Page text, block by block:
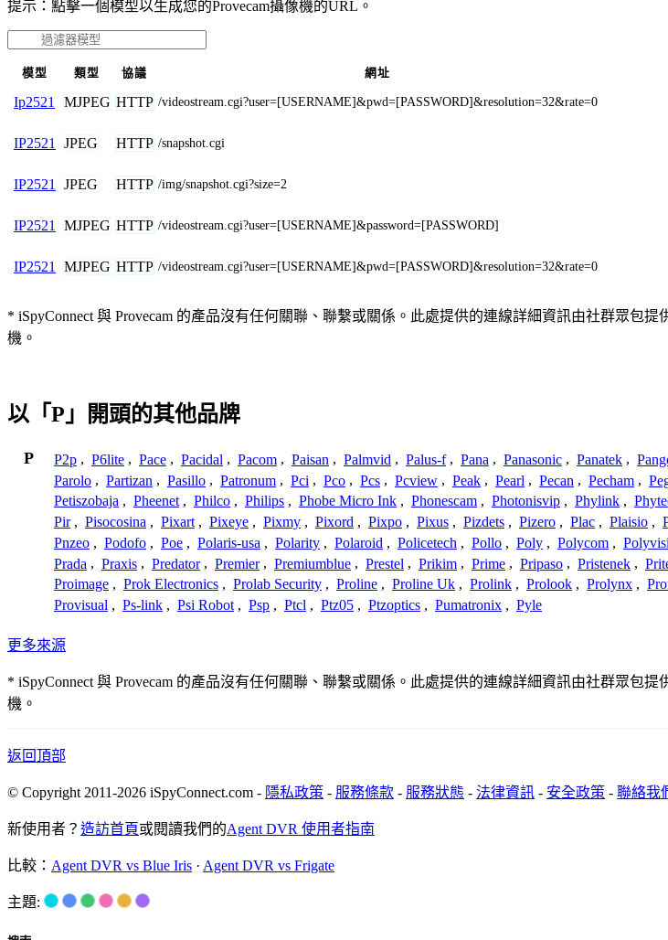
提示：點擊一個模型以生成您的Provecam攝像機的URL。
模型 類型 協議 網址
Ip2521 MJPEG HTTP /videostream.cgi?user=[USERNAME]&pwd=[PASSWORD]&resolution=32&rate=0
IP2521 JPEG HTTP /snapshot.cgi
IP2521 JPEG HTTP /img/snapshot.cgi?size=2
IP2521 MJPEG HTTP /videostream.cgi?user=[USERNAME]&password=[PASSWORD]
IP2521 MJPEG HTTP /videostream.cgi?user=[USERNAME]&pwd=[PASSWORD]&resolution=32&rate=0
* iSpyConnect 與 Provecam 的產品沒有任何關聯、聯繫或關係。此處提供的連線詳細資訊由社群眾包
機。
以「P」開頭的其他品牌
P P2p , P6lite , Pace , Pacidal , Pacom , Paisan , Palmvid , Palus-f , Pana , Panasonic , Panatek ,
Parolo , Partizan , Pasillo , Patronum , Pci , Pco , Pcs , Pcview , Peak , Pearl , Pecan , Pecham ,
Petiszobaja , Pheenet , Philco , Philips , Phobe Micro Ink , Phonescam , Photonisvip , Phylink ,
Pir , Pisocosina , Pixart , Pixeye , Pixmy , Pixord , Pixpo , Pixus , Pizdets , Pizero , Plac , Plaisio ,
Pnzeo , Podofo , Poe , Polaris-usa , Polarity , Polaroid , Policetech , Pollo , Poly , Polycom ,
Prada , Praxis , Predator , Premier , Premiumblue , Prestel , Prikim , Prime , Pripaso , Pristenek ,
Proimage , Prok Electronics , Prolab Security , Proline , Proline Uk , Prolink , Prolook , Prolynx ,
Provisual , Ps-link , Psi Robot , Psp , Ptcl , Ptz05 , Ptzoptics , Pumatronix , Pyle
更多來源
* iSpyConnect 與 Provecam 的產品沒有任何關聯、聯繫或關係。此處提供的連線詳細資訊由社群眾包
機。
返回頂部
© Copyright 2011-2026 iSpyConnect.com - 隱私政策 - 服務條款 - 服務狀態 - 法律資訊 - 安全政策 - 聯絡我
新使用者？ 造訪首頁或閱讀我們的Agent DVR 使用者指南
比較： Agent DVR vs Blue Iris · Agent DVR vs Frigate
主題: